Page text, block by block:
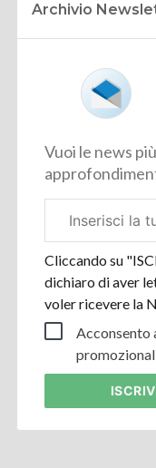
Archivio
Vuoi le news
aziendale
Cliccando su
dichiaro di aver
voler ricevere la
Acconsento